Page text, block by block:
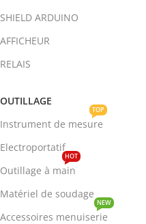
SHIELD ARDUINO
AFFICHEUR
RELAIS
OUTILLAGE
Instrument de mesure
TOP
Electroportatif
Outillage à main
HOT
Matériel de soudage
Accessoires menuiserie
NEW